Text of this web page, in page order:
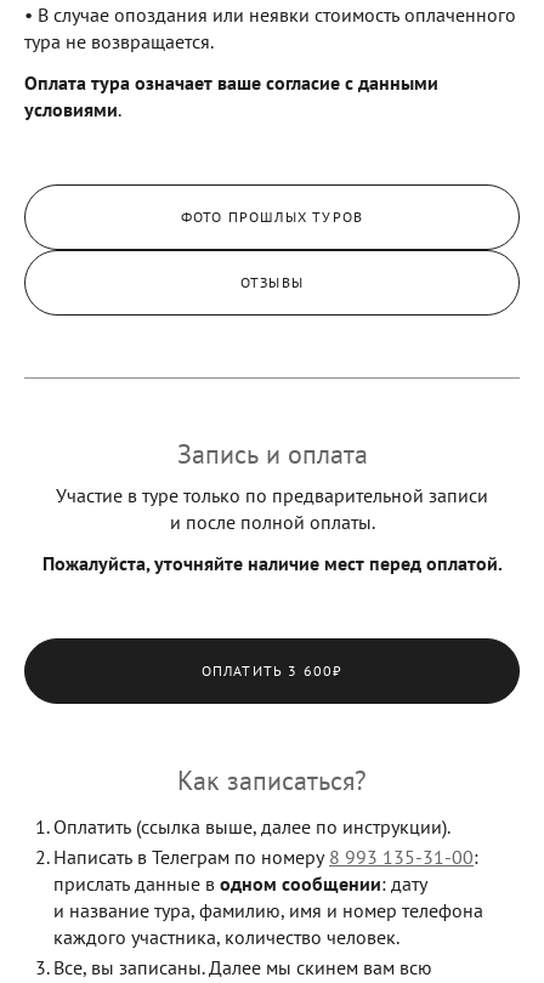
• В случае опоздания или неявки стоимость оплаченного
тура не возвращается.
Оплата тура означает ваше согласие с данными
условиями.​
ФОТО ПРОШЛЫХ ТУРОВ
ОТЗЫВЫ
Запись и оплата
Участие в туре только по предварительной записи
и после полной оплаты.
Пожалуйста, уточняйте наличие мест перед оплатой.
ОПЛАТИТЬ 3 600₽
Как записаться?
Оплатить (ссылка выше, далее по инструкции).
Написать в Телеграм по номеру 8 993 135-31-00:
прислать данные в одном сообщении: дату
и название тура, фамилию, имя и номер телефона
каждого участника, количество человек.
Все, вы записаны. Далее мы скинем вам всю